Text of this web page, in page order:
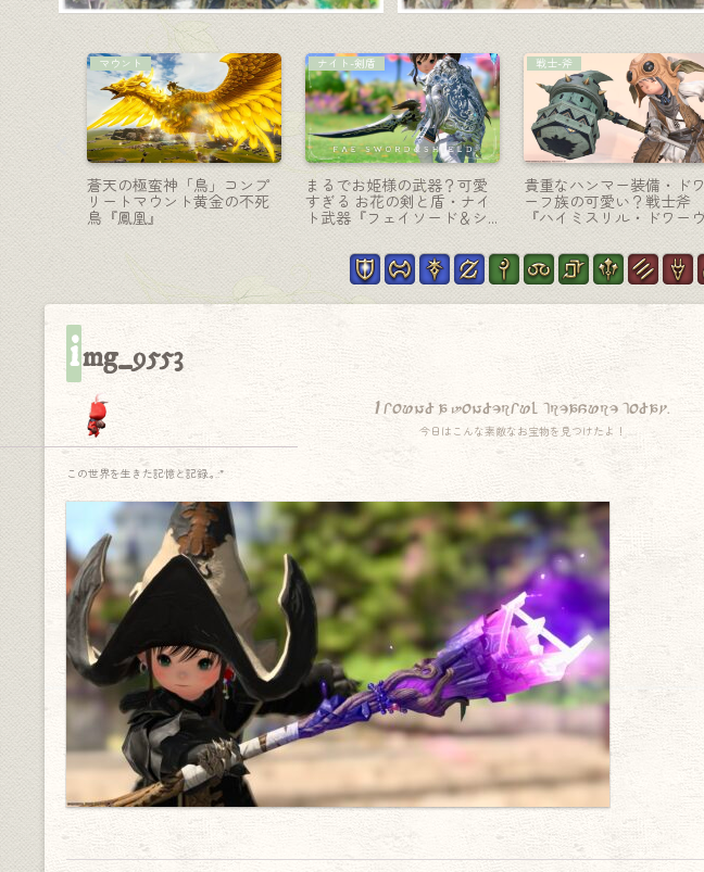
リーパー-大鎌
古代遺物のようなリーパー
武器・封印された大鎌『ク
リプトラーカー・ウォーサ
イズRE』
戦士-斧
戦士のレジスタンスウェポ
ン（RW）第二形態・光る円
月斧『スカルレンダー・リ
コレクション』
ナイト-剣盾
漆黒の十字架なナイト武器
『レイクランド・ロングソ
ード＆カイトシールド』
img_9553
I found a wonderful treasure today.
今日はこんな素敵なお宝物を見つけたよ！
この世界を生きた記憶と記録.｡.:*